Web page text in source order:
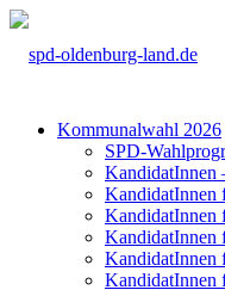
Kom­mu­nal­wahl 2026
SPD-
Kan­di­da­tIn­nen
Kan­di­da­tIn­nen
Kan­di­da­tIn­nen
Kan­di­da­tIn­nen
Kan­di­da­tIn­nen